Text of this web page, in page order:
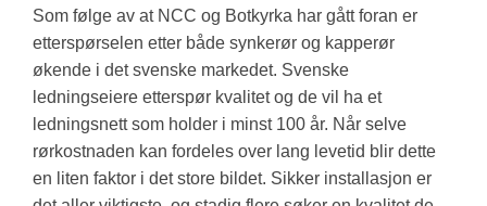
Som følge av at NCC og Botkyrka har gått foran er
etterspørselen etter både synkerør og kapperør
økende i det svenske markedet. Svenske
ledningseiere etterspør kvalitet og de vil ha et
ledningsnett som holder i minst 100 år. Når selve
rørkostnaden kan fordeles over lang levetid blir dette
en liten faktor i det store bildet. Sikker installasjon er